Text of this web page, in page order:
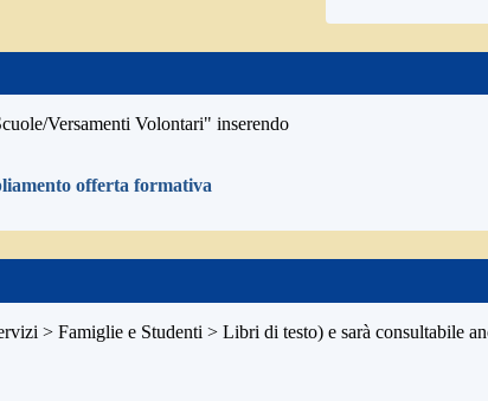
Versamenti Volontari" inserendo
offerta formativa
> Famiglie e Studenti > Libri di testo) e sarà consultabile